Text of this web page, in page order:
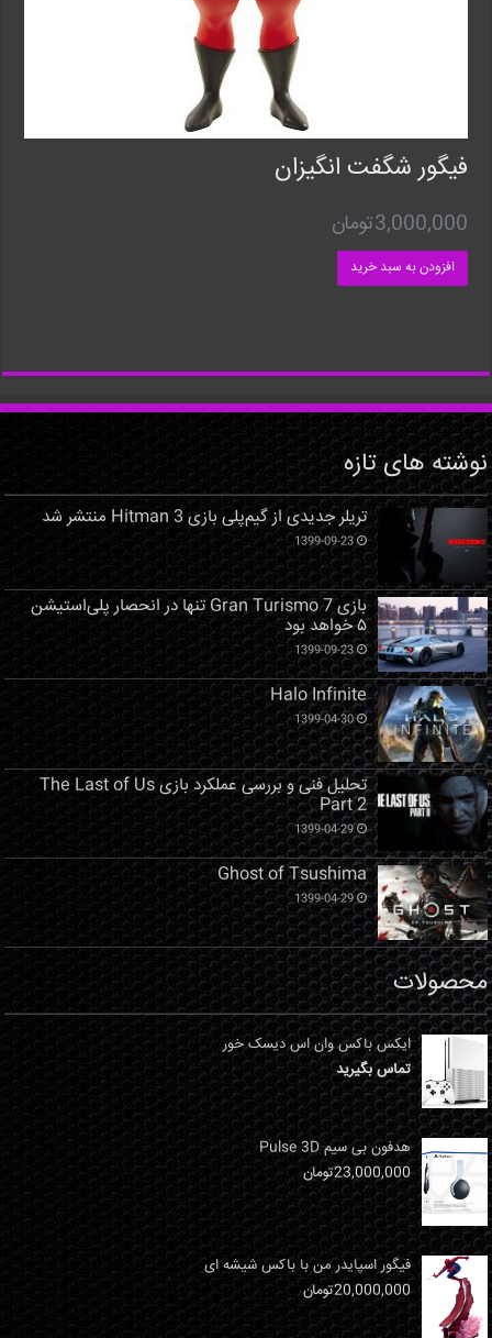
فیگور شگفت انگیزان
3,000,000تومان
افزودن به سبد خرید
نوشته های تازه
تریلر جدیدی از گیم‌پلی بازی Hitman 3 منتشر شد
1399-09-23
بازی Gran Turismo 7 تنها در انحصار پلی‌استیشن
۵ خواهد بود
1399-09-23
Halo Infinite
1399-04-30
تحلیل فنی و بررسی عملکرد بازی The Last of Us
Part 2
1399-04-29
Ghost of Tsushima
1399-04-29
محصولات
ایکس باکس وان اس دیسک خور
تماس بگیرید
هدفون بی سیم Pulse 3D
23,000,000تومان
فیگور اسپایدر من با باکس شیشه ای
20,000,000تومان